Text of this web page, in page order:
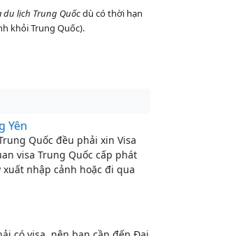
du lịch Trung Quốcdù có thời hạn
khỏi Trung Quốc).
Yên
Quốc đều phải xin Visa
visa Trung Quốc cấp phát
nhập cảnh hoặc đi qua